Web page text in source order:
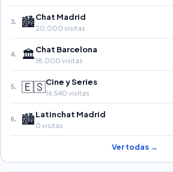
3. 🏙️Chat Madrid
20,000 visitas
4. 🏛️Chat Barcelona
18,000 visitas
5. 🇪🇸Cine y Series
16,540 visitas
6. 🏙️Latinchat Madrid
0 visitas
Ver todas →